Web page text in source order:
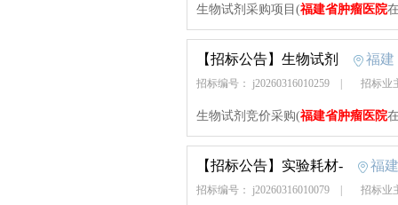
生物试剂采购项目(福建省肿瘤医院
【招标公告】 生物试剂 福建
招标编号： j20260316010259 招标业
生物试剂竞价采购(福建省肿瘤医院
【招标公告】 实验耗材- 福建
招标编号： j20260316010079 招标业